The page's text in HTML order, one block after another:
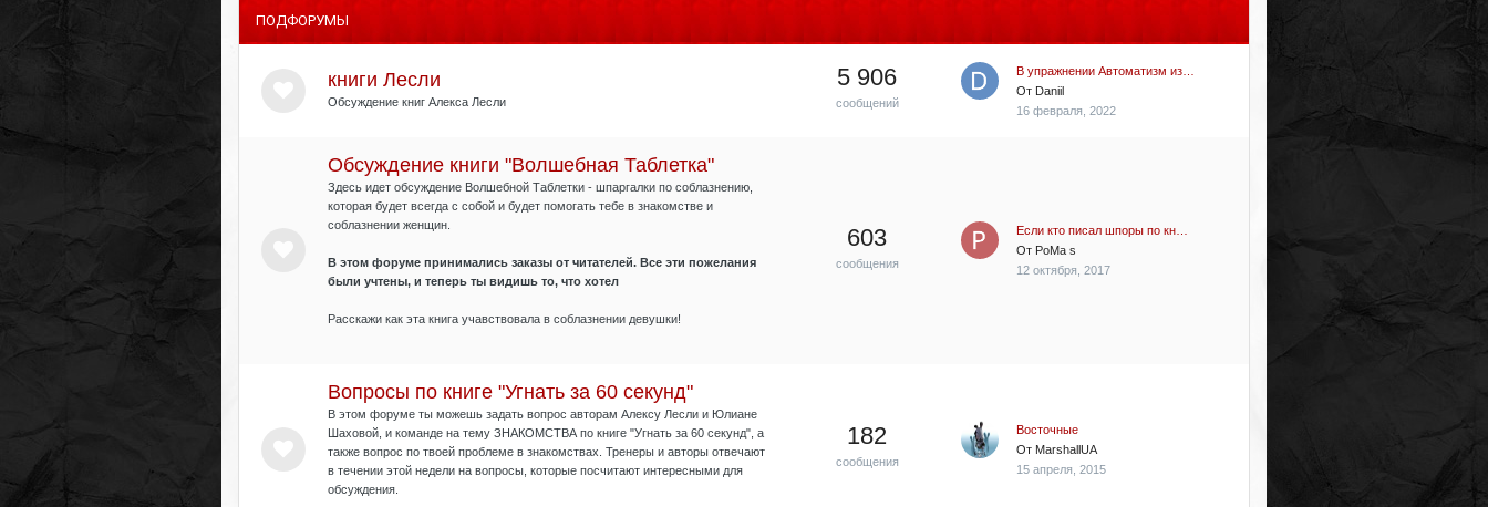
ПОДФОРУМЫ
книги Лесли
Обсуждение книг Алекса Лесли
5 906
сообщений
В упражнении Автоматизм из…
От Daniil
16 февраля, 2022
Обсуждение книги "Волшебная Таблетка"
Здесь идет обсуждение Волшебной Таблетки - шпаргалки по соблазнению,
которая будет всегда с собой и будет помогать тебе в знакомстве и
соблазнении женщин.
В этом форуме принимались заказы от читателей. Все эти пожелания
были учтены, и теперь ты видишь то, что хотел
Расскажи как эта книга учавствовала в соблазнении девушки!
603
сообщения
Если кто писал шпоры по кн…
От PoMa s
12 октября, 2017
Вопросы по книге "Угнать за 60 секунд"
В этом форуме ты можешь задать вопрос авторам Алексу Лесли и Юлиане
Шаховой, и команде на тему ЗНАКОМСТВА по книге "Угнать за 60 секунд", а
также вопрос по твоей проблеме в знакомствах. Тренеры и авторы отвечают
в течении этой недели на вопросы, которые посчитают интересными для
обсуждения.
182
сообщения
Восточные
От MarshallUA
15 апреля, 2015